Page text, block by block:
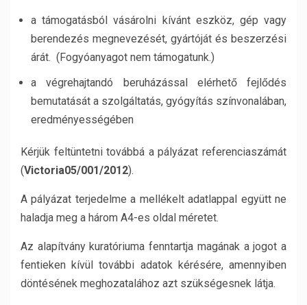
a támogatásból vásárolni kívánt eszköz, gép vagy
berendezés megnevezését, gyártóját és beszerzési
árát. (Fogyóanyagot nem támogatunk.)
a végrehajtandó beruházással elérhető fejlődés
bemutatását a szolgáltatás, gyógyítás színvonalában,
eredményességében
Kérjük feltüntetni továbbá a pályázat referenciaszámát
(Victoria05/001/2012).
A pályázat terjedelme a mellékelt adatlappal együtt ne
haladja meg a három A4-es oldal méretet.
Az alapítvány kuratóriuma fenntartja magának a jogot a
fentieken kívül további adatok kérésére, amennyiben
döntésének meghozatalához azt szükségesnek látja.